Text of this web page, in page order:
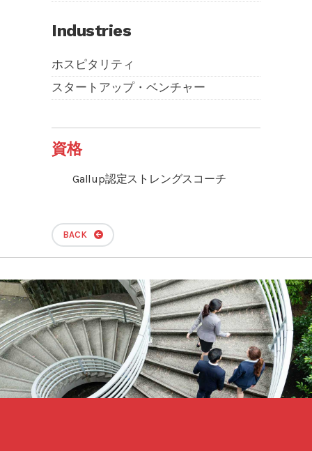
Industries
ホスピタリティ
スタートアップ・ベンチャー
資格
Gallup認定ストレングスコーチ
BACK